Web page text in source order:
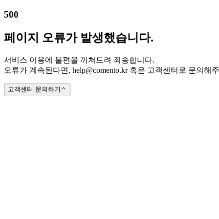
500
페이지 오류가 발생했습니다.
서비스 이용에 불편을 끼쳐드려 죄송합니다.
오류가 계속된다면, help@comento.kr 혹은 고객센터로 문의해
고객센터 문의하기